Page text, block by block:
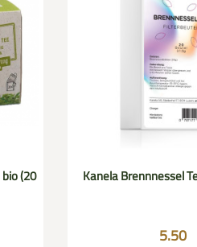
(20 Kanela Brennnessel
5.50